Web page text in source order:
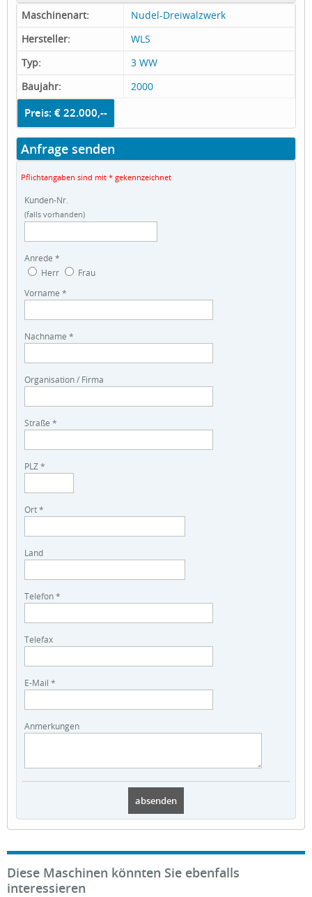
Maschinenart:
Nudel-Dreiwalzwerk
Hersteller:
WLS
Typ:
3 WW
Baujahr:
2000
Preis: € 22.000,--
Anfrage senden
Pflichtangaben sind mit * gekennzeichnet
Kunden-Nr.
(falls vorhanden)
Anrede *
Herr
Frau
Vorname *
Nachname *
Organisation / Firma
Straße *
PLZ *
Ort *
Land
Telefon *
Telefax
E-Mail *
Anmerkungen
Diese Maschinen könnten Sie ebenfalls
interessieren